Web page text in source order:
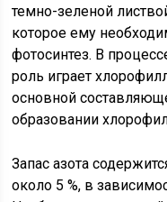
темно-зеленой
которое ему
фотосинтез. В
роль играет
основной
образовании
Запас азота
около 5 %, в